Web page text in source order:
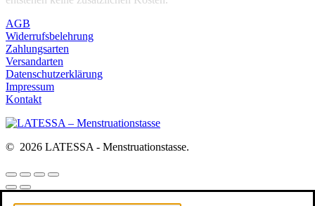
AGB
Widerrufsbelehrung
Zahlungsarten
Versandarten
Datenschutzerklärung
Impressum
Kontakt
© 2026 LATESSA - Menstruationstasse.
Diese Website benutzt Cookies. Wenn du die Website weiter nutzt,